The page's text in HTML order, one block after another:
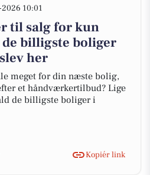
10:01
til salg for kun
de billigste boliger
her
meget for din næste bolig,
et håndværkertilbud? Lige
de billigste boliger i
Kopiér link